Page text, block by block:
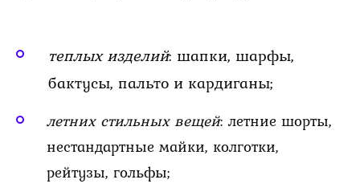
теплых изделий: шапки, шарфы,
бактусы, пальто и кардиганы;
летних стильных вещей: летние шорты,
нестандартные майки, колготки,
рейтузы, гольфы;